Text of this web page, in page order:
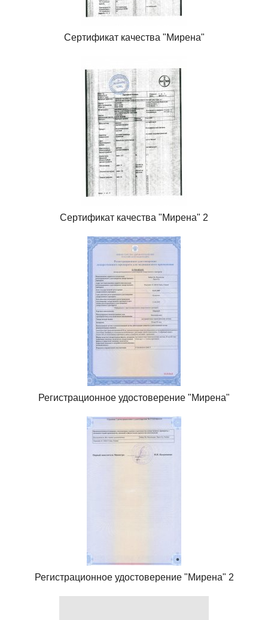
Сертификат качества "Мирена"
Сертификат качества "Мирена" 2
Регистрационное удостоверение "Мирена"
Регистрационное удостоверение "Мирена" 2